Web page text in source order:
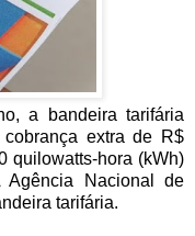
a bandeira tarifária
extra de R$
quilowatts-hora (kWh)
Agência Nacional de
tarifária.